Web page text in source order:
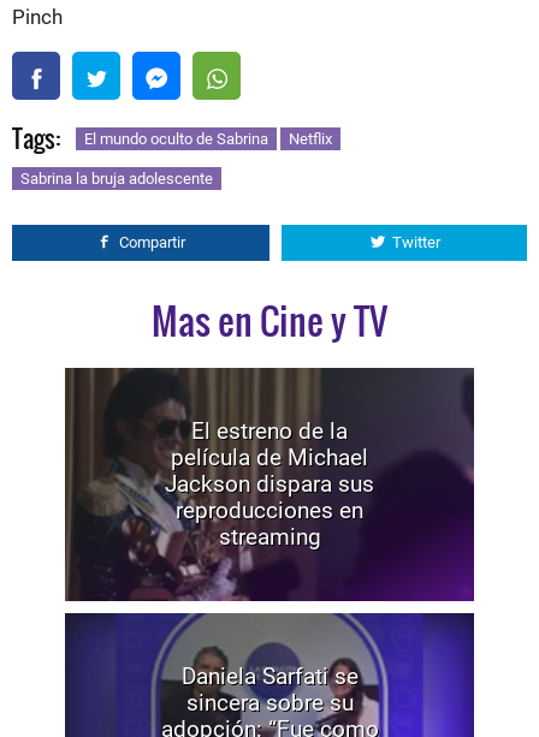
Pinch
Tags: El mundo oculto de Sabrina Netflix
Sabrina la bruja adolescente
Compartir Twitter
Mas en Cine y TV
El estreno de la
película de Michael
Jackson dispara sus
reproducciones en
streaming
Daniela Sarfati se
sincera sobre su
adopción: “Fue como